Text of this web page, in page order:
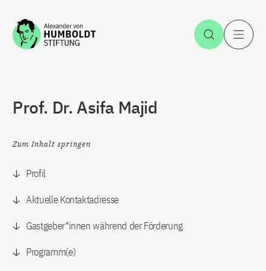
Zum Inhalt springen Suche
Prof. Dr. Asifa Majid
Zum Inhalt springen
Profil
Aktuelle Kontaktadresse
Gastgeber*innen während der Förderung
Programm(e)